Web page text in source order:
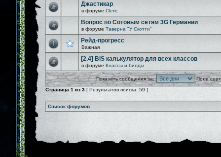
Джастикар
в форуме Cleric
Вопрос по Сотовым сетям 3G Германии
в форуме Таверна "У Скотти"
Рейд-прогресс
Важная
[2.4] BiS калькулятор для всех классов
в форуме Классы и билды
Показать сообщения за:
Поле
Страница 1 из 3 [ Результатов поиска: 59 ]
Список форумов